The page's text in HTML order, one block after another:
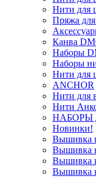
Нити для
Пряжа для
Канва
Наборы
Наборы
Нити для
ANCHOR
Нити для
Нити
НАБОРЫ
Новинки!
Вышивка
Вышивка
Вышивка
Вышивка